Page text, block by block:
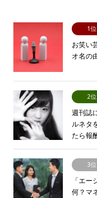
1位
お笑い
オ名の
2位
週刊誌
ルネタ
たら報
3位
「エ
何？マ